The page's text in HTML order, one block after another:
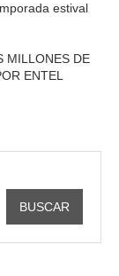
estival
MILLONES DE
ENTEL
BUSCAR